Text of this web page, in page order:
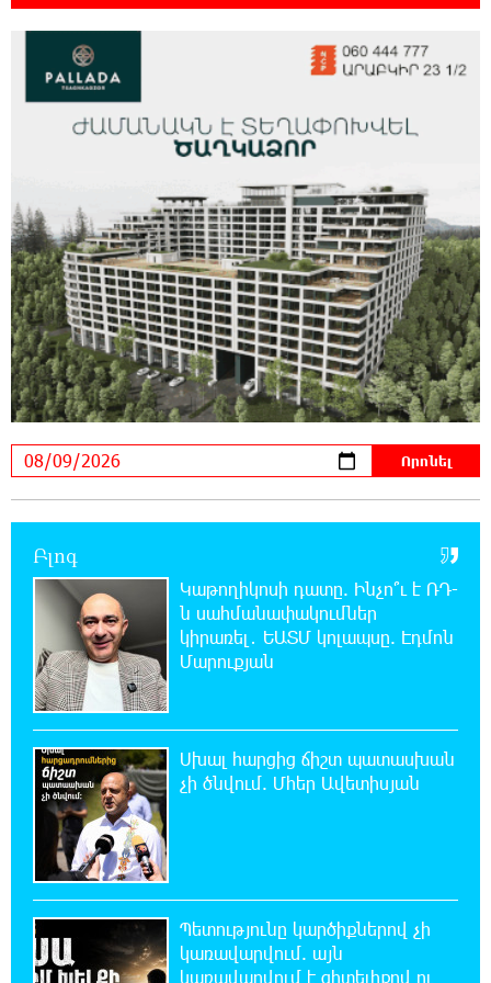
ուկրաինական 360 անօդաչու թռչող սարք
Օգոստոսի 10-ին, 11-ին, 12-ին, 13-ին, 14-ին,
17-ին, 18-ին և 20-ին հարյուրավոր
հասցեներում լույս չի լինելու
23:01:57 8-08-2026
Ողբերգական դեպք՝ Երևանում․ Կիևյան
կամրջի տակ հայտնաբերվել է տղամարդու
մարմին
22:43:21 8-08-2026
Ադրբեջանի Սարով գյուղում տանը 18-ամյա
22:07:09 8-08-2026
Արտակարգ դեպք՝ Երևանում․ կոտրել են
«Հույս բոլոր մարդկանց» հիմնադրամի
շենքի պատուհաններն ու դռները
21:48:41 8-08-2026
Ալիևն ու Թրամփը հեռախոսազրույց են
ունեցել
21:29:45 8-08-2026
«Ինտեր»-ը հաղթեց «Յուվենտուս»-ին
21:10:46 8-08-2026
Բլոգ
Կաթողիկոսի դատը. Ինչո՞ւ է ՌԴ-
ն սահմանափակումներ
կիրառել․ ԵԱՏՄ կոլապսը. Էդմոն
Մարուքյան
Սխալ հարցից ճիշտ պատասխան
չի ծնվում. Մհեր Ավետիսյան
Պետությունը կարծիքներով չի
կառավարվում. այն
կառավարվում է գիտելիքով ու